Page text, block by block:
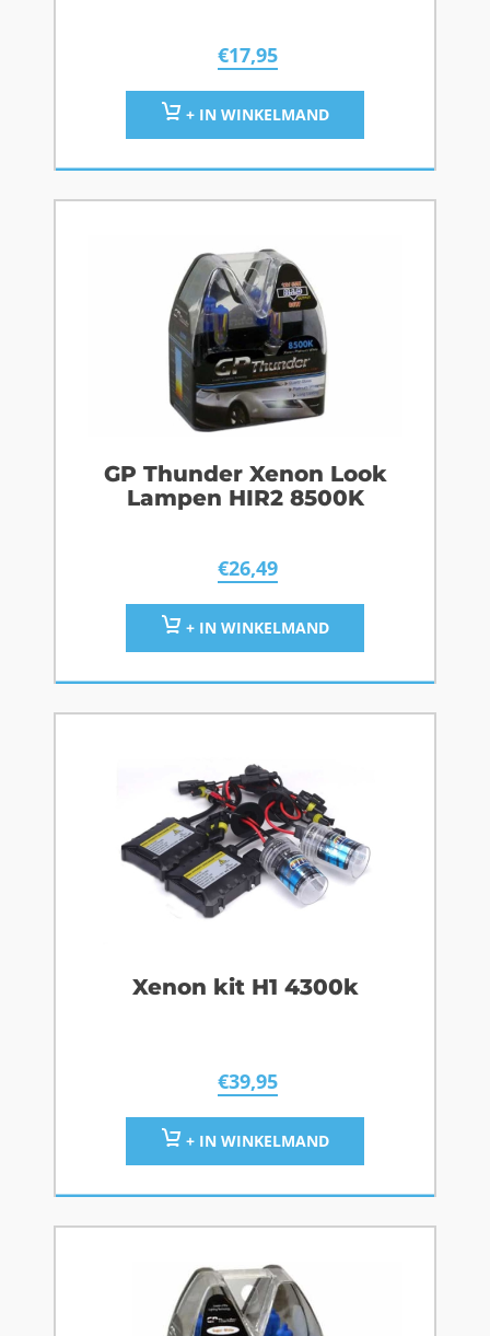
€17,95
+ IN WINKELMAND
GP Thunder Xenon Look
Lampen HIR2 8500K
€26,49
+ IN WINKELMAND
Xenon kit H1 4300k
€39,95
+ IN WINKELMAND